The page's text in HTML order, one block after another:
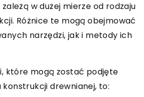
w dużej mierze od rodzaju
Różnice te mogą obejmować
narzędzi, jak i metody ich
które mogą zostać podjęte
drewnianej, to: